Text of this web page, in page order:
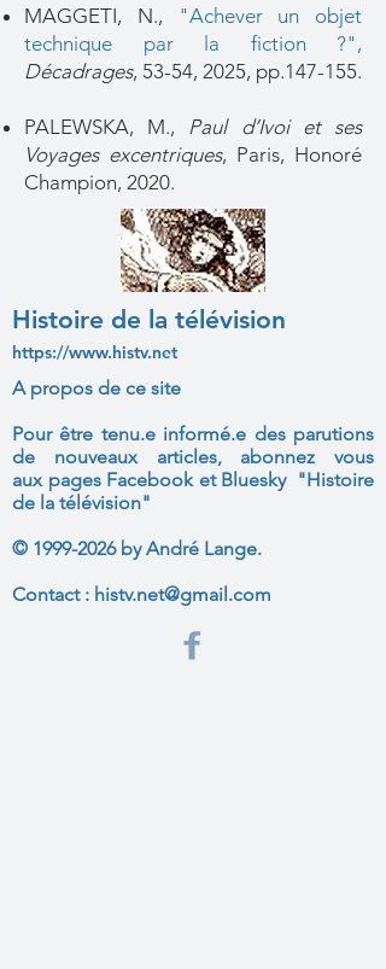
MAGGETI, N.,
"Achever un objet
technique par la fiction ?" ,
Décadrages, 53-54, 2025, pp.147-155.
PALEWSKA, M., Paul d’Ivoi et ses
Voyages excentriques, Paris, Honoré
Champion, 2020.
Histoire de la télévision
https://www.histv.net
A propos de ce site
Pour être tenu.e informé.e des parutions
de nouveaux articles, abonnez vous
aux pages Facebook et Bluesky "Histoire
de la télévision"
© 1999-2026by André Lange.
Contact : histv.net@gmail.com